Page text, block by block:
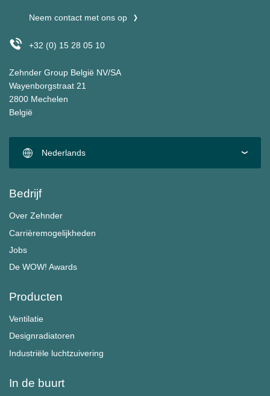
Neem contact met ons op
+32 (0) 15 28 05 10
Zehnder Group België NV/SA
Wayenborgstraat 21
2800 Mechelen
België
Nederlands
Bedrijf
Over Zehnder
Carrièremogelijkheden
Jobs
De WOW! Awards
Producten
Ventilatie
Designradiatoren
Industriële luchtzuivering
In de buurt